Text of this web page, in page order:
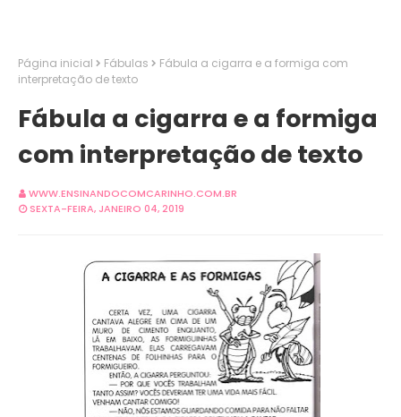
Página inicial Fábulas
Fábula a cigarra e a formiga com
interpretação de texto
Fábula a cigarra e a formiga
com interpretação de texto
WWW.ENSINANDOCOMCARINHO.COM.BR
SEXTA-FEIRA, JANEIRO 04, 2019